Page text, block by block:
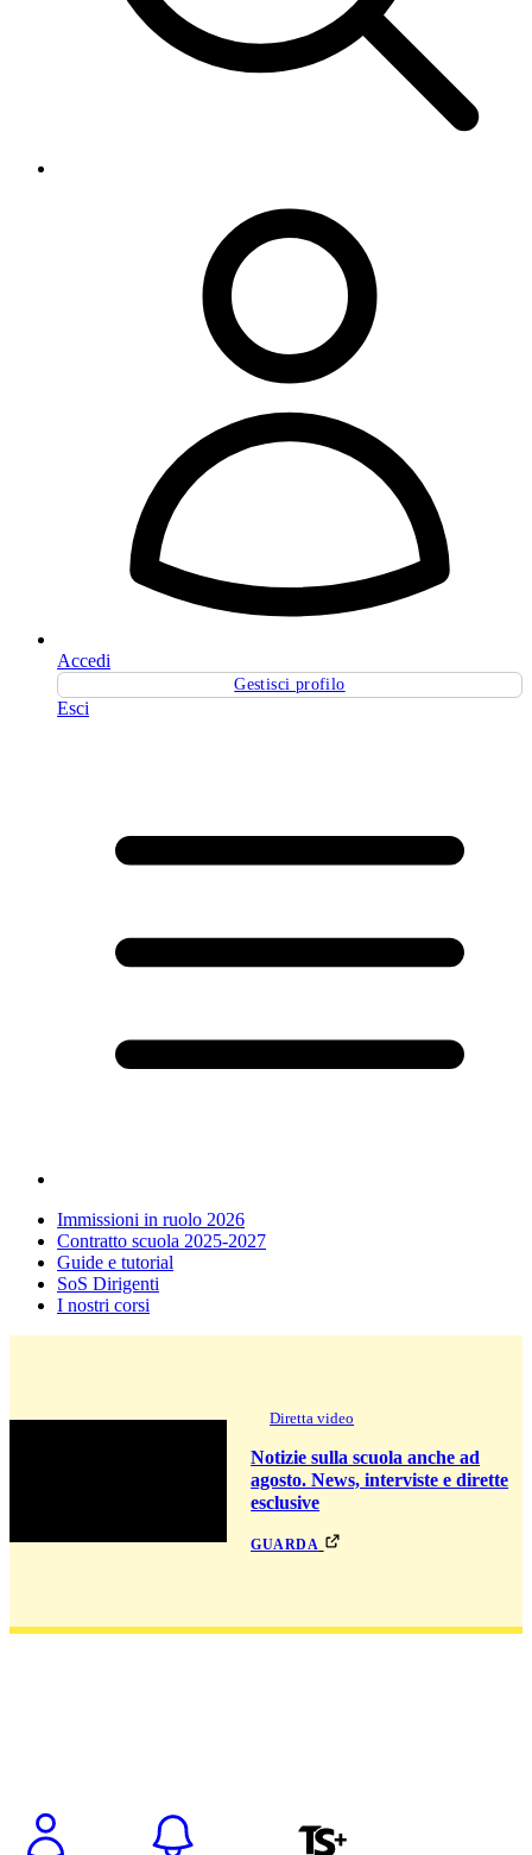
Accedi
Gestisci profilo
Esci
Immissioni in ruolo 2026
Contratto scuola 2025-2027
Guide e tutorial
SoS Dirigenti
I nostri corsi
Diretta video
Notizie sulla scuola anche ad
agosto. News, interviste e dirette
esclusive
guarda